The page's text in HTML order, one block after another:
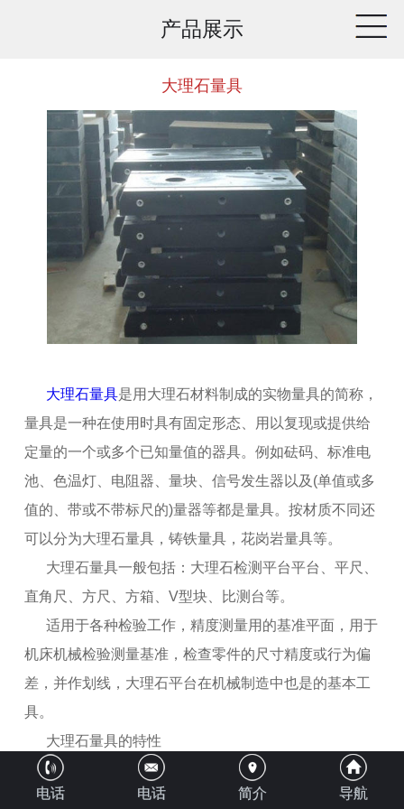
产品展示
大理石量具
大理石量具是用大理石材料制成的实物量具的简称，
量具是一种在使用时具有固定形态、用以复现或提供给
定量的一个或多个已知量值的器具。例如砝码、标准电
池、色温灯、电阻器、量块、信号发生器以及(单值或多
值的、带或不带标尺的)量器等都是量具。按材质不同还
可以分为大理石量具，铸铁量具，花岗岩量具等。
大理石量具一般包括：大理石检测平台平台、平尺、
直角尺、方尺、方箱、V型块、比测台等。
适用于各种检验工作，精度测量用的基准平面，用于
机床机械检验测量基准，检查零件的尺寸精度或行为偏
差，并作划线，大理石平台在机械制造中也是的基本工
具。
大理石量具的特性
不变形：岩石经长期时效，组织结构均匀，线胀系
数，内应力消失，不变形。
电话 电话 简介 导航